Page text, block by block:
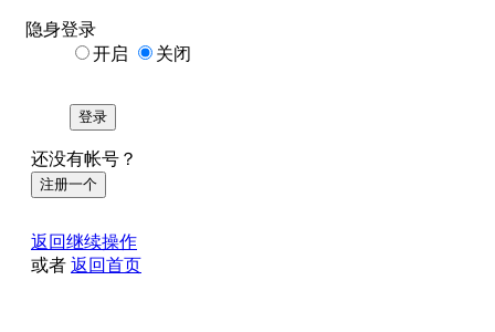
隐身登录
开启
关闭
登录
还没有帐号？
注册一个
返回继续操作
或者 返回首页